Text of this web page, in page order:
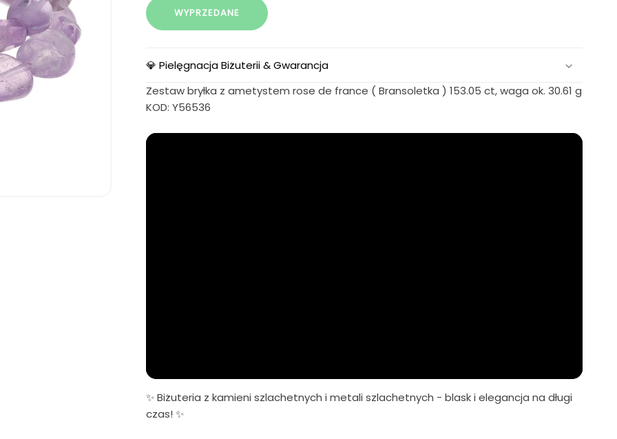
WYPRZEDANE
💎 Pielęgnacja Biżuterii & Gwarancja
Zestaw bryłka z ametystem rose de france ( Bransoletka ) 153.05 ct, waga ok. 30.61 g
KOD: Y56536
✨ Biżuteria z kamieni szlachetnych i metali szlachetnych - blask i elegancja na długi
czas! ✨